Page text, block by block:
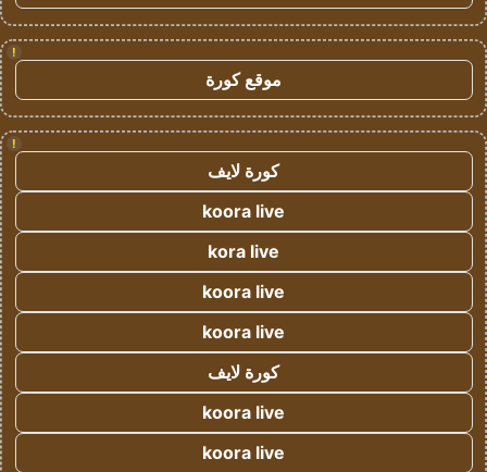
!
موقع كورة
!
كورة لايف
koora live
kora live
koora live
koora live
كورة لايف
koora live
koora live